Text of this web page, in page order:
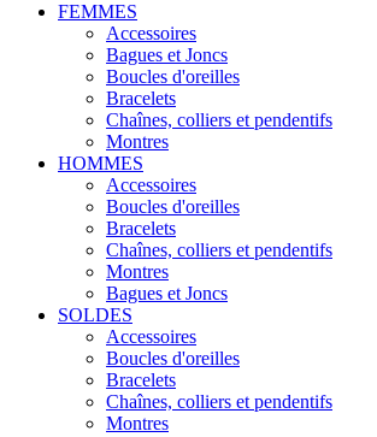
FEMMES
Accessoires
Bagues et Joncs
Boucles d'oreilles
Bracelets
Chaînes, colliers et pendentifs
Montres
HOMMES
Accessoires
Boucles d'oreilles
Bracelets
Chaînes, colliers et pendentifs
Montres
Bagues et Joncs
SOLDES
Accessoires
Boucles d'oreilles
Bracelets
Chaînes, colliers et pendentifs
Montres